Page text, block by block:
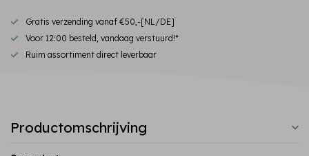
Gratis verzending vanaf €50,-[NL/DE]
Voor 12:00 besteld, vandaag verstuurd!*
Ruim assortiment direct leverbaar
Productomschrijving